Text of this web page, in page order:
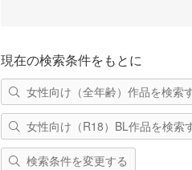
現在の検索条件をもとに
女性向け（全年齢）作品を検索
女性向け（R18）BL作品を検索
検索条件を変更する